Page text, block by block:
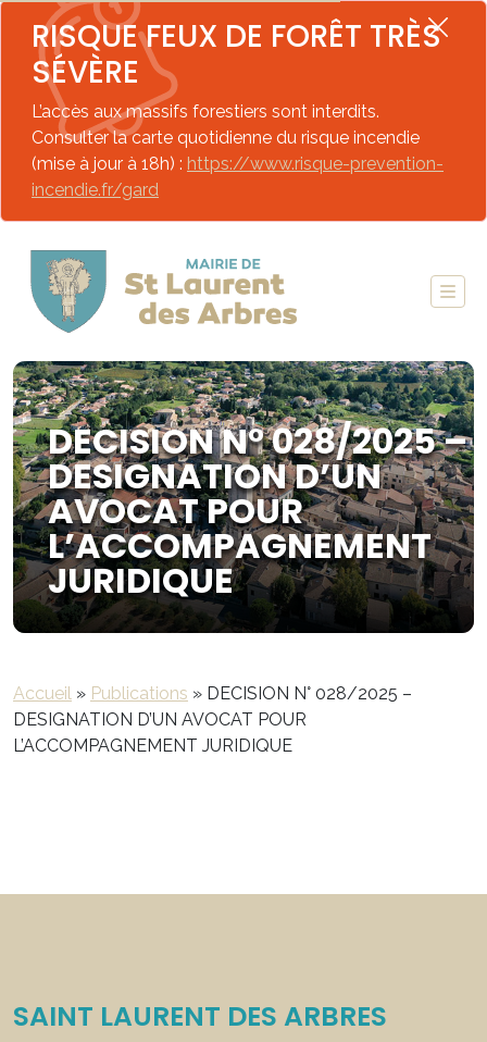
RISQUE FEUX DE FORÊT TRÈS
SÉVÈRE
L’accès aux massifs forestiers sont interdits.
Consulter la carte quotidienne du risque incendie
(mise à jour à 18h) : https://www.risque-prevention-
incendie.fr/gard
DECISION N° 028/2025 –
DESIGNATION D’UN
AVOCAT POUR
L’ACCOMPAGNEMENT
JURIDIQUE
Accueil » Publications » DECISION N° 028/2025 –
DESIGNATION D’UN AVOCAT POUR
L’ACCOMPAGNEMENT JURIDIQUE
SAINT LAURENT DES ARBRES